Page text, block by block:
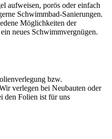
aufweisen, porös oder einfach
Schwimmbad-Sanierungen.
Möglichkeiten der
neues Schwimmvergnügen.
bzw.
verlegen bei Neubauten oder
den Folien ist für uns